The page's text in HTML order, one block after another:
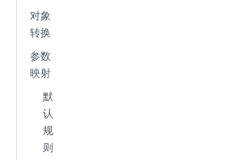
对象
转换
参数
映射
默
认
规
则